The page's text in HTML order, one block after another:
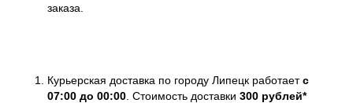
заказа.
Курьерская доставка по городу Липецк работаетс
07:00 до 00:00 . Стоимость доставки 300 рублей*